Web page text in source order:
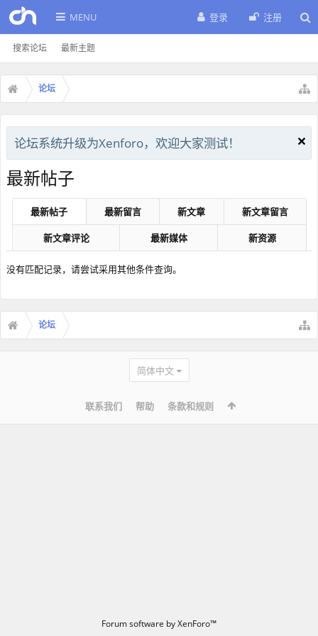
MENU
搜索论坛 最新主题
登录 注册
论坛
论坛系统升级为Xenforo，欢迎大家测试！
最新帖子
最新帖子 最新留言 新文章 新文章留言
新文章评论 最新媒体 新资源
没有匹配记录，请尝试采用其他条件查询。
论坛
简体中文
联系我们 帮助 条款和规则
Forum software by XenForo™